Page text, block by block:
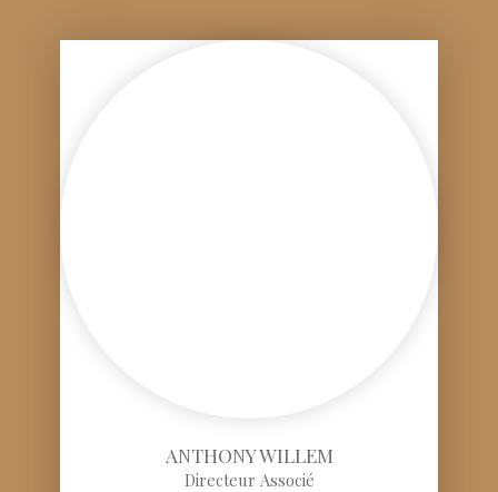
ANTHONY WILLEM
Directeur Associé